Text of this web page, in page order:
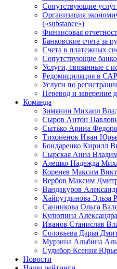
Сопутствующие
Организация
(«substance»)
Финансовая
Банковские счета за
Счета в платежных
Сопутствующие
Услуги, связанные с
Редомициляция в САР
Услуги по
Перевод и заверение
Команда
Зимянин Михаил
Сыров Антон
Сытько Арина
Тихоненок Иван
Бондаренко Кирилл
Сырская Анна
Алешко Надежда
Коренев Максим
Вербов Максим
Вандакуров
Хайрутдинова Эльза
Санникова Ольга
Кулюпина
Иванов Станислав
Соловьева Дарья
Мурзина Альбина
Судибор Ксения
Новости